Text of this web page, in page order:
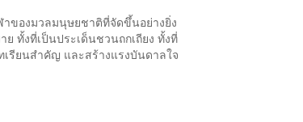
ของมวลมนุษยชาติที่จัดขึ้นอย่างยิ่ง
ทั้งที่เป็นประเด็นชวนถกเถียง ทั้งที่
รียนสำคัญ และสร้างแรงบันดาลใจ